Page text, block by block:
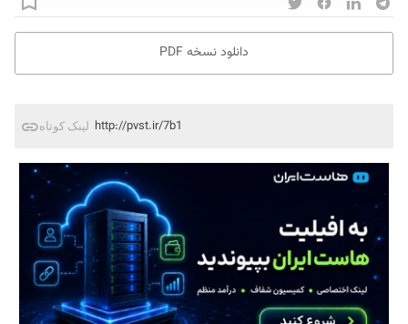
دانلود نسخه PDF
لینک کوتاه http://pvst.ir/7b1